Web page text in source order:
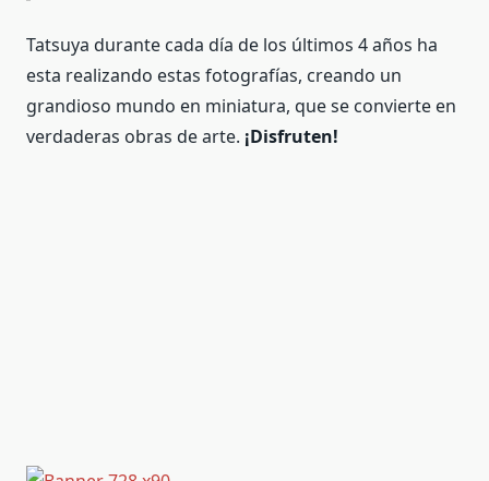
Tatsuya durante cada día de los últimos 4 años ha
esta realizando estas fotografías, creando un
grandioso mundo en miniatura, que se convierte en
verdaderas obras de arte. ¡Disfruten!